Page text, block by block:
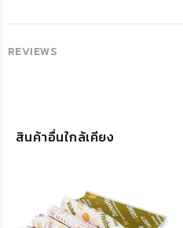
REVIEWS
สินค้าอื่นใกล้เคียง